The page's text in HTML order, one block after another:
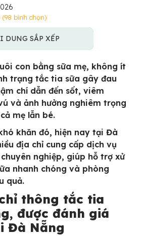
(98 bình chọn)
DUNG SẮP XẾP
con bằng sữa mẹ, không ít
trạng tắc tia sữa gây đau
chí dẫn đến sốt, viêm
và ảnh hưởng nghiêm trọng
mẹ lẫn bé.
khăn đó, hiện nay tại Đà
địa chỉ cung cấp dịch vụ
nghiệp, giúp hỗ trợ xử
nhanh chóng và phòng
quả.
thông tắc tia
được đánh giá
Đà Nẵng